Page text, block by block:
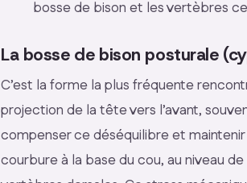
bosse de bison et les vertèbres
La bosse de bison posturale
C’est la forme la plus fréquente
projection de la tête vers l’avant,
compenser ce déséquilibre et
courbure à la base du cou, au niveau de